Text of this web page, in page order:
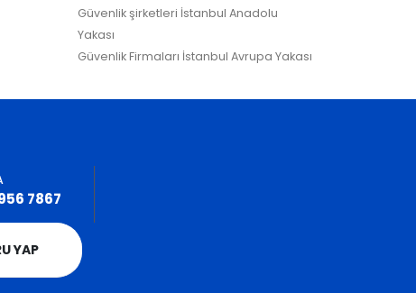
Güvenlik şirketleri İstanbul Anadolu
Yakası
Güvenlik Firmaları İstanbul Avrupa Yakası
7867
YAP